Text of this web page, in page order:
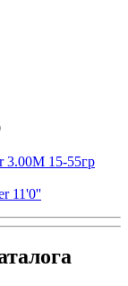
3.00M 15-55гр
11'0''